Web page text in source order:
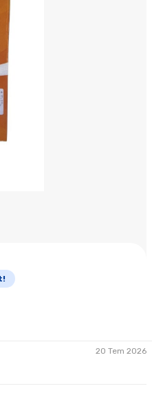
20 Tem 2026